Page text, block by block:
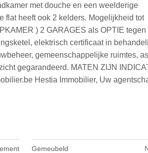
met douche en een weelderige
flat heeft ook 2 kelders. Mogelijkheid tot
) 2 GARAGES als OPTIE tegen
elektrisch certificaat in
gemeenschappelijke ruimtes,
gegarandeerd. MATEN ZIJN
Hestia Immobilier, Uw
Gemeubeld